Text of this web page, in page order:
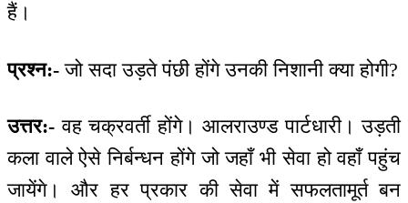
हैं।
प्रश्न:- जो सदा उड़ते पंछी होंगे उनकी निशानी क्या होगी?
उत्तर:- वह चक्रवर्ती होंगे। आलराउण्ड पार्टधारी। उड़ती
कला वाले ऐसे निर्बन्धन होंगे जो जहाँ भी सेवा हो वहाँ पहुंच
जायेंगे। और हर प्रकार की सेवा में सफलतामूर्त बन